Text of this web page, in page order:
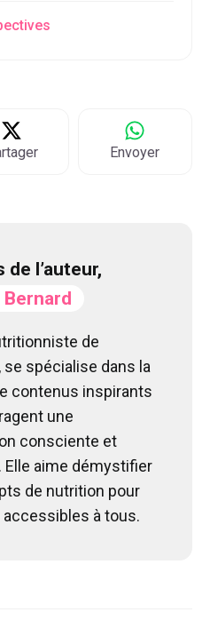
Envoyer
de l’auteur,
Bernard
de
spécialise dans la
contenus inspirants
une
consciente et
Elle aime démystifier
de nutrition pour
accessibles à tous.